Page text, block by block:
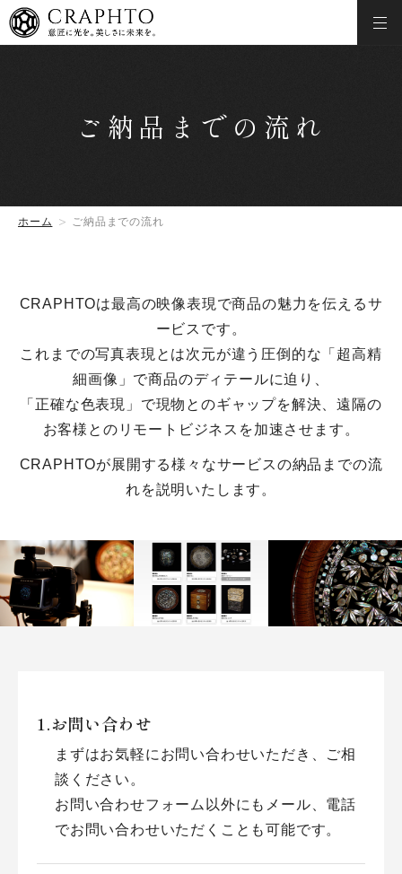
ご納品までの流れ
ホーム ご納品までの流れ
CRAPHTOは最高の映像表現で商品の魅力を伝えるサ
ービスです。
これまでの写真表現とは次元が違う圧倒的な「超高精
細画像」で商品のディテールに迫り、
「正確な色表現」で現物とのギャップを解決、遠隔の
お客様とのリモートビジネスを加速させます。
CRAPHTOが展開する様々なサービスの納品までの流
れを説明いたします。
お問い合わせ
まずはお気軽にお問い合わせいただき、ご相
談ください。
お問い合わせフォーム以外にもメール、電話
でお問い合わせいただくことも可能です。